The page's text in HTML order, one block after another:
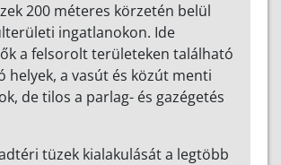
200 méteres körzetén belül
ingatlanokon. Ide
a felsorolt területeken található
helyek, a vasút és közút menti
de tilos a parlag- és gazégetés
tüzek kialakulását a legtöbb